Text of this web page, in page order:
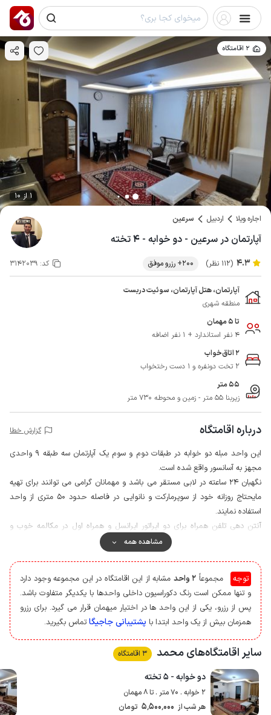
2 اقامتگاه
1 از 10
اجاره ویلا اردبیل سرعین
آپارتمان در سرعین - دو خوابه - ۴ تخته
4.3 (112 نظر) 200+ رزرو موفق کد: 3142039
آپارتمان، هتل آپارتمان، سوئیت دربست
منطقه شهری
تا 5 مهمان
4 نفر استاندارد + 1 نفر اضافه
2 اتاق‌خواب
2 تخت دونفره و 1 دست رختخواب
55 متر
زیربنا 55 متر - زمین و محوطه 730 متر
درباره اقامتگاه گزارش خطا
این واحد مبله دو خوابه در طبقات دوم و سوم یک آپارتمان سه طبقه 9 واحدی
مجهز به آسانسور واقع شده است.
نگهبان 24 ساعته در لابی مستقر می باشد و مهمانان گرامی می توانند برای تهیه
مایحتاج روزانه خود از سوپرمارکت و نانوایی در فاصله حدود 50 متری از واحد
استفاده نمایند.
آنتن دهی تلفن همراه برای دو اپراتور ایرانسل و همراه اول در مکالمه خوب و
پوشش اینترنت به صورت 4g می باشد، همچنین وای فای رایگان نیز صرفا در لابی
مشاهده همه
توجه مجموعاً 2 واحد
مشابه از این اقامتگاه در این مجموعه وجود دارد
و تنها ممکن است رنگ دکوراسیون داخلی واحدها با یکدیگر متفاوت باشد.
پس از رزرو، یکی از این واحد ها در اختیار میهمان قرار می گیرد. برای رزرو
همزمان بیش از یک واحد ابتدا با پشتیبانی جاجیگا تماس بگیرید.
سایر اقامتگاه‌های محمد 3 اقامتگاه
دو خوابه - ۵ تخته
2 خوابه . 70 متر . تا 8 مهمان
هر شب از 5٬500٬000 تومان